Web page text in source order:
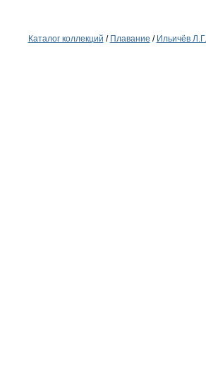
Каталог коллекций / Плавание / Ильичёв Л.Г.